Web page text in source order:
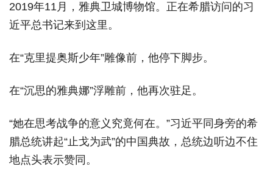
2019年11月，雅典卫城博物馆。正在希腊访问的习
近平总书记来到这里。
在“克里提奥斯少年”雕像前，他停下脚步。
在“沉思的雅典娜”浮雕前，他再次驻足。
“她在思考战争的意义究竟何在。”习近平同身旁的希
腊总统讲起“止戈为武”的中国典故，总统边听边不住
地点头表示赞同。